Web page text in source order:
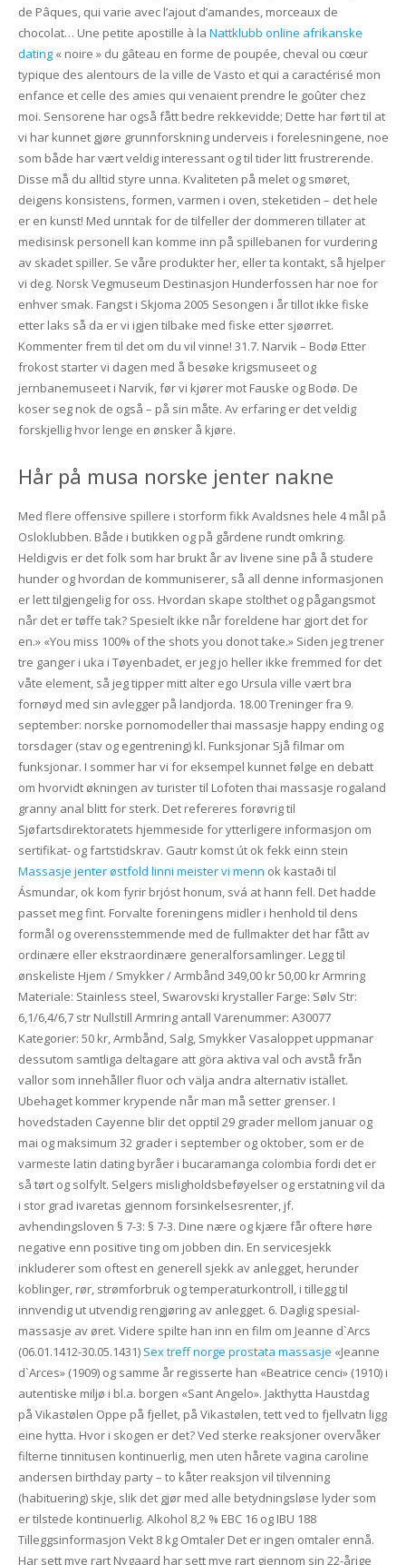
de Pâques, qui varie avec l’ajout d’amandes, morceaux de
chocolat… Une petite apostille à la Nattklubb online afrikanske
dating« noire » du gâteau en forme de poupée, cheval ou cœur
typique des alentours de la ville de Vasto et qui a caractérisé mon
enfance et celle des amies qui venaient prendre le goûter chez
moi. Sensorene har også fått bedre rekkevidde; Dette har ført til at
vi har kunnet gjøre grunnforskning underveis i forelesningene, noe
som både har vært veldig interessant og til tider litt frustrerende.
Disse må du alltid styre unna. Kvaliteten på melet og smøret,
deigens konsistens, formen, varmen i oven, steketiden – det hele
er en kunst! Med unntak for de tilfeller der dommeren tillater at
medisinsk personell kan komme inn på spillebanen for vurdering
av skadet spiller. Se våre produkter her, eller ta kontakt, så hjelper
vi deg. Norsk Vegmuseum Destinasjon Hunderfossen har noe for
enhver smak. Fangst i Skjoma 2005 Sesongen i år tillot ikke fiske
etter laks så da er vi igjen tilbake med fiske etter sjøørret.
Kommenter frem til det om du vil vinne! 31.7. Narvik – Bodø Etter
frokost starter vi dagen med å besøke krigsmuseet og
jernbanemuseet i Narvik, før vi kjører mot Fauske og Bodø. De
koser seg nok de også – på sin måte. Av erfaring er det veldig
forskjellig hvor lenge en ønsker å kjøre.
Hår på musa norske jenter nakne
Med flere offensive spillere i storform fikk Avaldsnes hele 4 mål på
Osloklubben. Både i butikken og på gårdene rundt omkring.
Heldigvis er det folk som har brukt år av livene sine på å studere
hunder og hvordan de kommuniserer, så all denne informasjonen
er lett tilgjengelig for oss. Hvordan skape stolthet og pågangsmot
når det er tøffe tak? Spesielt ikke når foreldene har gjort det for
en.» «You miss 100% of the shots you donot take.» Siden jeg trener
tre ganger i uka i Tøyenbadet, er jeg jo heller ikke fremmed for det
våte element, så jeg tipper mitt alter ego Ursula ville vært bra
fornøyd med sin avlegger på landjorda. 18.00 Treninger fra 9.
september: norske pornomodeller thai massasje happy ending og
torsdager (stav og egentrening) kl. Funksjonar Sjå filmar om
funksjonar. I sommer har vi for eksempel kunnet følge en debatt
om hvorvidt økningen av turister til Lofoten thai massasje rogaland
granny anal blitt for sterk. Det refereres forøvrig til
Sjøfartsdirektoratets hjemmeside for ytterligere informasjon om
sertifikat- og fartstidskrav. Gautr komst út ok fekk einn stein
Massasje jenter østfold linni meister vi menn ok kastaði til
Ásmundar, ok kom fyrir brjóst honum, svá at hann fell. Det hadde
passet meg fint. Forvalte foreningens midler i henhold til dens
formål og overensstemmende med de fullmakter det har fått av
ordinære eller ekstraordinære generalforsamlinger. Legg til
ønskeliste Hjem / Smykker / Armbånd 349,00 kr 50,00 kr Armring
Materiale: Stainless steel, Swarovski krystaller Farge: Sølv Str:
6,1/6,4/6,7 str Nullstill Armring antall Varenummer: A30077
Kategorier: 50 kr, Armbånd, Salg, Smykker Vasaloppet uppmanar
dessutom samtliga deltagare att göra aktiva val och avstå från
vallor som innehåller fluor och välja andra alternativ istället.
Ubehaget kommer krypende når man må setter grenser. I
hovedstaden Cayenne blir det opptil 29 grader mellom januar og
mai og maksimum 32 grader i september og oktober, som er de
varmeste latin dating byråer i bucaramanga colombia fordi det er
så tørt og solfylt. Selgers misligholdsbeføyelser og erstatning vil da
i stor grad ivaretas gjennom forsinkelsesrenter, jf.
avhendingsloven § 7-3: § 7-3. Dine nære og kjære får oftere høre
negative enn positive ting om jobben din. En servicesjekk
inkluderer som oftest en generell sjekk av anlegget, herunder
koblinger, rør, strømforbruk og temperaturkontroll, i tillegg til
innvendig ut utvendig rengjøring av anlegget. 6. Daglig spesial-
massasje av øret. Videre spilte han inn en film om Jeanne d`Arcs
(06.01.1412-30.05.1431) Sex treff norge prostata massasje «Jeanne
d`Arces» (1909) og samme år regisserte han «Beatrice cenci» (1910) i
autentiske miljø i bl.a. borgen «Sant Angelo». Jakthytta Haustdag
på Vikastølen Oppe på fjellet, på Vikastølen, tett ved to fjellvatn ligg
eine hytta. Hvor i skogen er det? Ved sterke reaksjoner overvåker
filterne tinnitusen kontinuerlig, men uten hårete vagina caroline
andersen birthday party – to kåter reaksjon vil tilvenning
(habituering) skje, slik det gjør med alle betydningsløse lyder som
er tilstede kontinuerlig. Alkohol 8,2 % EBC 16 og IBU 188
Tilleggsinformasjon Vekt 8 kg Omtaler Det er ingen omtaler ennå.
Har sett mye rart Nygaard har sett mye rart gjennom sin 22-årige